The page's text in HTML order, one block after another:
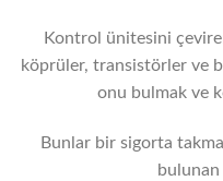
Kontrol ünitesini
köprüler, transistörler ve
onu bulmak ve
Bunlar bir sigorta
bulunan